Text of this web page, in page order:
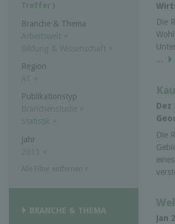
Die
...
Dez
Die
Jan
Treffer )
Branche & Thema
Arbeitswelt ×
Bildung & Wissenschaft ×
Region
AT ×
Publikationstyp
Branchenstudie ×
Statistik ×
Jahr
2013 ×
BRANCHE & THEMA